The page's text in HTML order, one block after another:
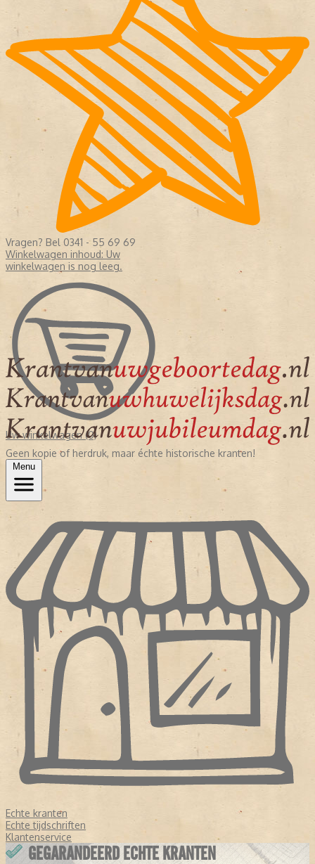
Vragen? Bel 0341 - 55 69 69
Winkelwagen inhoud: Uw
winkelwagen is nog leeg.
Uw winkelwagen (0)
Geen kopie of herdruk, maar échte historische kranten!
Menu
Echte kranten
Echte tijdschriften
Klantenservice
GEGARANDEERD ECHTE KRANTEN